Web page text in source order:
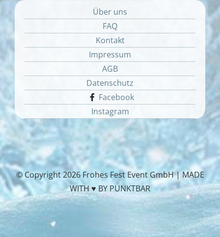
Über uns
FAQ
Kontakt
Impressum
AGB
Datenschutz
Facebook
Instagram
© Copyright2026 Frohes Fest Event GmbH |MADE
WITH ♥ BY PUNKTBAR